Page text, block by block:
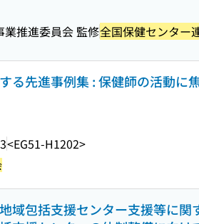
推進委員会 監修全国保健センター
る先進事例集 : 保健師の活動に
<EG51-H1202>
域包括支援センター支援等に